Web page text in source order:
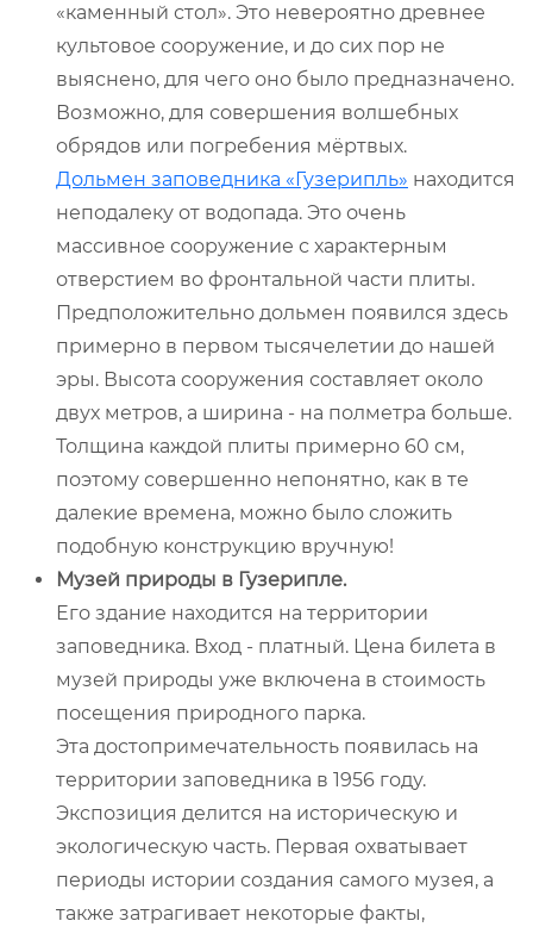
«каменный стол». Это невероятно древнее
культовое сооружение, и до сих пор не
выяснено, для чего оно было предназначено.
Возможно, для совершения волшебных
обрядов или погребения мёртвых.
Дольмен заповедника «Гузерипль» находится
неподалеку от водопада. Это очень
массивное сооружение с характерным
отверстием во фронтальной части плиты.
Предположительно дольмен появился здесь
примерно в первом тысячелетии до нашей
эры. Высота сооружения составляет около
двух метров, а ширина - на полметра больше.
Толщина каждой плиты примерно 60 см,
поэтому совершенно непонятно, как в те
далекие времена, можно было сложить
подобную конструкцию вручную!
Музей природы в Гузерипле.
Его здание находится на территории
заповедника. Вход - платный. Цена билета в
музей природы уже включена в стоимость
посещения природного парка.
Эта достопримечательность появилась на
территории заповедника в 1956 году.
Экспозиция делится на историческую и
экологическую часть. Первая охватывает
периоды истории создания самого музея, а
также затрагивает некоторые факты,